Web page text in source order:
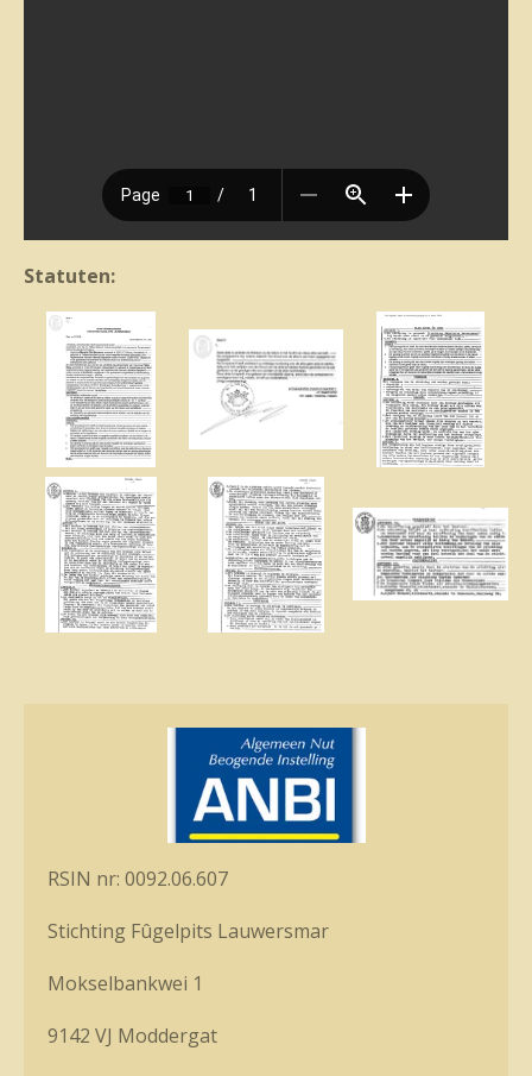
Statuten:
RSIN nr: 0092.06.607
Stichting Fûgelpits Lauwersmar
Mokselbankwei 1
9142 VJ Moddergat